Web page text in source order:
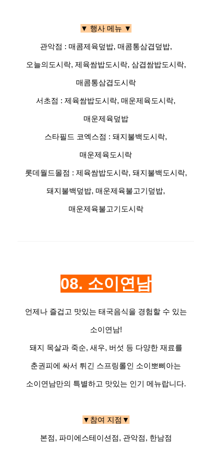
▼ 행사 메뉴 ▼
관악점 : 매콤제육덮밥, 매콤통삼겹덮밥,
오늘의도시락, 제육쌈밥도시락, 삼겹쌈밥도시락,
매콤통삼겹도시락
서초점 : 제육쌈밥도시락, 매운제육도시락,
매운제육덮밥
스타필드 코엑스점 : 돼지불백도시락,
매운제육도시락
롯데월드몰점 : 제육쌈밥도시락, 돼지불백도시락,
돼지불백덮밥, 매운제육불고기덮밥,
매운제육불고기도시락
08. 소이연남
언제나 즐겁고 맛있는 태국음식을 경험할 수 있는
소이연남!
돼지 목살과 죽순, 새우, 버섯 등 다양한 재료를
춘권피에 싸서 튀긴 스프링롤인 소이뽀삐아는
소이연남만의 특별하고 맛있는 인기 메뉴랍니다.
▼참여 지점▼
본점, 파미에스테이션점, 관악점, 한남점